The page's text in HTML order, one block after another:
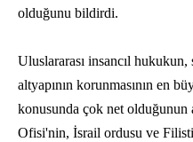
olduğunu bildirdi.
Uluslararası insancıl
altyapının korunmasının en
konusunda çok net olduğunun
Ofisi'nin, İsrail ordusu ve